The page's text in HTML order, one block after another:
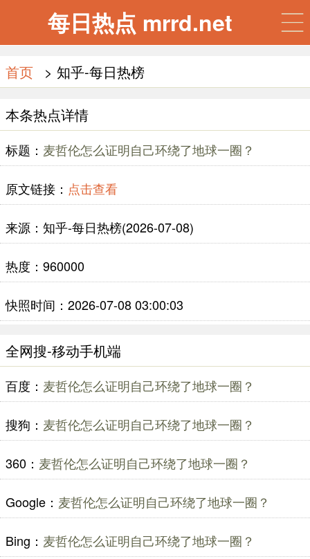
每日热点 mrrd.net
首页 > 知乎-每日热榜
本条热点详情
标题： 麦哲伦怎么证明自己环绕了地球一圈？
原文链接： 点击查看
来源：知乎-每日热榜(2026-07-08)
热度：960000
快照时间：2026-07-08 03:00:03
全网搜-移动手机端
百度： 麦哲伦怎么证明自己环绕了地球一圈？
搜狗： 麦哲伦怎么证明自己环绕了地球一圈？
360： 麦哲伦怎么证明自己环绕了地球一圈？
Google： 麦哲伦怎么证明自己环绕了地球一圈？
Bing： 麦哲伦怎么证明自己环绕了地球一圈？